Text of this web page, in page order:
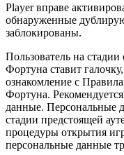
Player вправе
обнаруженные
заблокированы.
Пользователь на
Фортуна ставит
ознакомление с
Фортуна.
данные. Персональные
стадии предстоящей
процедуры открытия
персональные данные